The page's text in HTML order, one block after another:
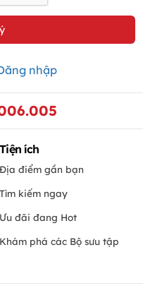
nhập
Tiện ích
Địa điểm gần bạn
Tìm kiếm ngay
Ưu đãi đang Hot
Khám phá các Bộ sưu tập